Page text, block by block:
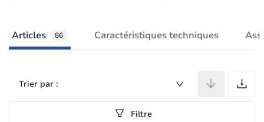
Articles 86 Caractéristiques techniques
Trier par :
Filtre